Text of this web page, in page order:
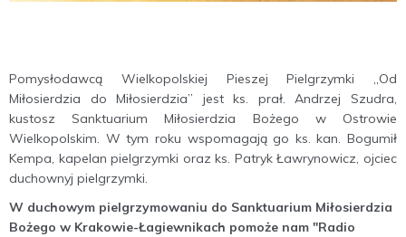
Pomysłodawcą Wielkopolskiej Pieszej Pielgrzymki ,,Od
Miłosierdzia do Miłosierdzia’’ jest ks. prał. Andrzej Szudra,
kustosz Sanktuarium Miłosierdzia Bożego w Ostrowie
Wielkopolskim. W tym roku wspomagają go ks. kan. Bogumił
Kempa, kapelan pielgrzymki oraz ks. Patryk Ławrynowicz, ojciec
duchownyj pielgrzymki.
W duchowym pielgrzymowaniu do Sanktuarium Miłosierdzia
Bożego w Krakowie-Łagiewnikach pomoże nam "Radio